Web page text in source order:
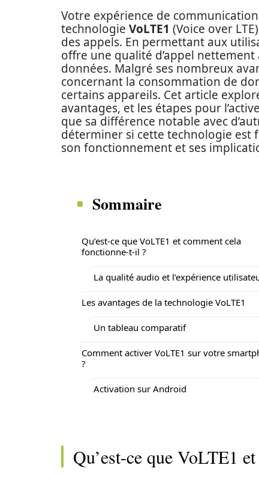
Votre expérience de
technologie VoLTE1 (Voice over
des appels. En permettant aux
offre une qualité d’appel
données. Malgré ses nombreux
concernant la consommation de
certains appareils. Cet article
avantages, et les étapes pour
que sa différence notable avec
déterminer si cette technologie est
son fonctionnement et ses
Sommaire
Qu’est-ce que VoLTE1 et comment cela
fonctionne-t-il ?
La qualité audio et l’expérience
Les avantages de la technologie VoLTE1
Un tableau comparatif
Comment activer VoLTE1 sur votre
?
Activation sur Android
Qu’est-ce que VoLTE1